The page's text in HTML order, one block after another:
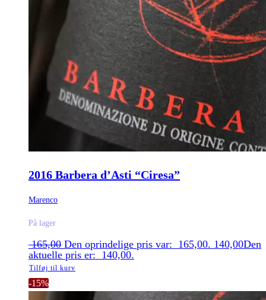
2016 Barbera d’Asti “Ciresa”
Marenco
På lager
165,00 Den oprindelige pris var: 165,00. 140,00Den
aktuelle pris er: 140,00.
Tilføj til kurv
-15%